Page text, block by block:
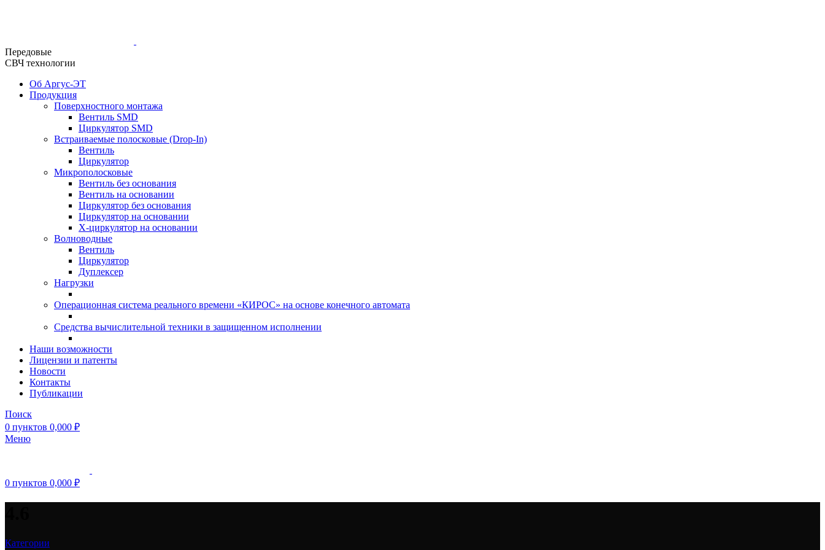
Передовые
СВЧ технологии
Об Аргус-ЭТ
Продукция
Поверхностного монтажа
Вентиль SMD
Циркулятор SMD
Встраиваемые полосковые (Drop-In)
Вентиль
Циркулятор
Микрополосковые
Вентиль без основания
Вентиль на основании
Циркулятор без основания
Циркулятор на основании
Х-циркулятор на основании
Волноводные
Вентиль
Циркулятор
Дуплексер
Нагрузки
Операционная система реального времени «КИРОС» на основе конечного автомата
Средства вычислительной техники в защищенном исполнении
Наши возможности
Лицензии и патенты
Новости
Контакты
Публикации
Поиск
0 пунктов 0,000 ₽
Меню
0 пунктов 0,000 ₽
Категории